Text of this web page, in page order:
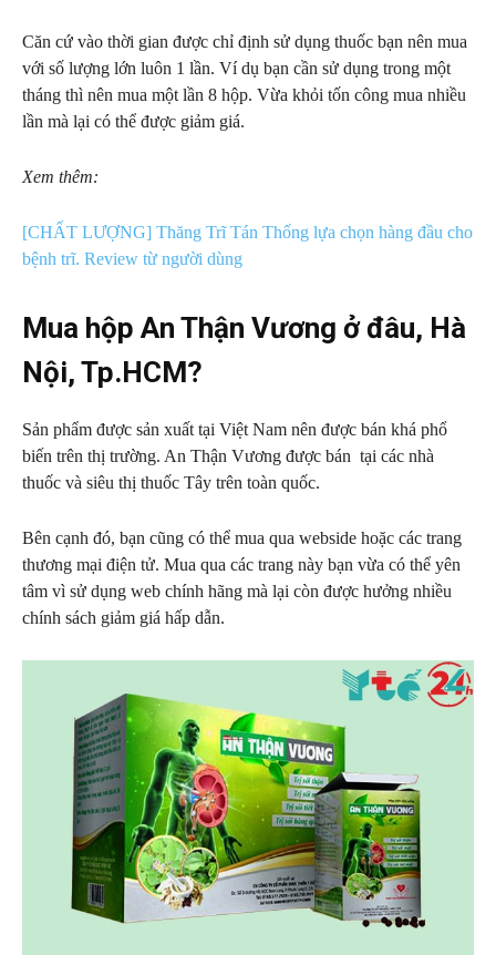
Căn cứ vào thời gian được chỉ định sử dụng thuốc bạn nên mua
với số lượng lớn luôn 1 lần. Ví dụ bạn cần sử dụng trong một
tháng thì nên mua một lần 8 hộp. Vừa khỏi tốn công mua nhiều
lần mà lại có thể được giảm giá.
Xem thêm:
[CHẤT LƯỢNG] Thăng Trĩ Tán Thống lựa chọn hàng đầu cho
bệnh trĩ. Review từ người dùng
Mua hộp An Thận Vương ở đâu, Hà
Nội, Tp.HCM?
Sản phẩm được sản xuất tại Việt Nam nên được bán khá phổ
biến trên thị trường. An Thận Vương được bán tại các nhà
thuốc và siêu thị thuốc Tây trên toàn quốc.
Bên cạnh đó, bạn cũng có thể mua qua webside hoặc các trang
thương mại điện tử. Mua qua các trang này bạn vừa có thể yên
tâm vì sử dụng web chính hãng mà lại còn được hưởng nhiều
chính sách giảm giá hấp dẫn.